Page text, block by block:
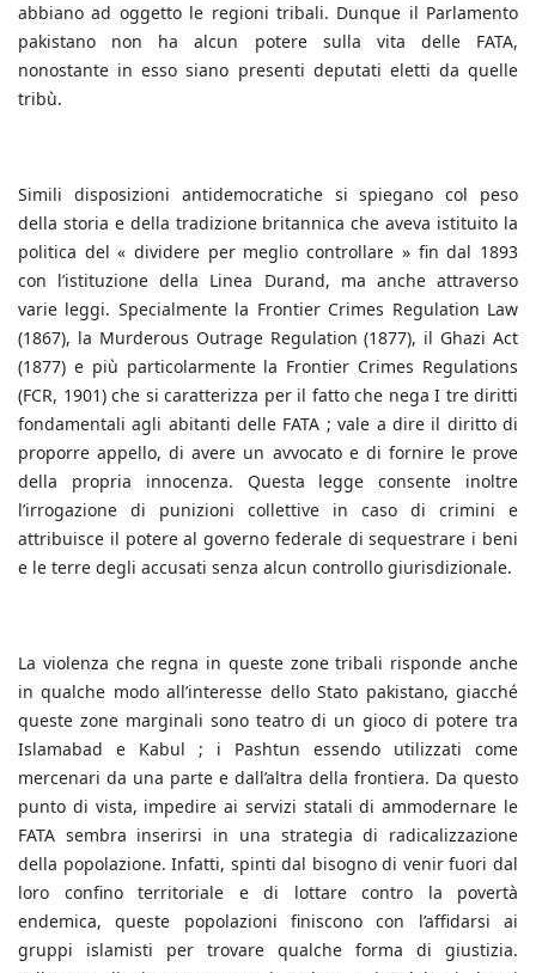
abbiano ad oggetto le regioni tribali. Dunque il Parlamento
pakistano non ha alcun potere sulla vita delle FATA,
nonostante in esso siano presenti deputati eletti da quelle
tribù.
Simili disposizioni antidemocratiche si spiegano col peso
della storia e della tradizione britannica che aveva istituito la
politica del « dividere per meglio controllare » fin dal 1893
con l’istituzione della Linea Durand, ma anche attraverso
varie leggi. Specialmente la Frontier Crimes Regulation Law
(1867), la Murderous Outrage Regulation (1877), il Ghazi Act
(1877) e più particolarmente la Frontier Crimes Regulations
(FCR, 1901) che si caratterizza per il fatto che nega I tre diritti
fondamentali agli abitanti delle FATA ; vale a dire il diritto di
proporre appello, di avere un avvocato e di fornire le prove
della propria innocenza. Questa legge consente inoltre
l’irrogazione di punizioni collettive in caso di crimini e
attribuisce il potere al governo federale di sequestrare i beni
e le terre degli accusati senza alcun controllo giurisdizionale.
La violenza che regna in queste zone tribali risponde anche
in qualche modo all’interesse dello Stato pakistano, giacché
queste zone marginali sono teatro di un gioco di potere tra
Islamabad e Kabul ; i Pashtun essendo utilizzati come
mercenari da una parte e dall’altra della frontiera. Da questo
punto di vista, impedire ai servizi statali di ammodernare le
FATA sembra inserirsi in una strategia di radicalizzazione
della popolazione. Infatti, spinti dal bisogno di venir fuori dal
loro confino territoriale e di lottare contro la povertà
endemica, queste popolazioni finiscono con l’affidarsi ai
gruppi islamisti per trovare qualche forma di giustizia.